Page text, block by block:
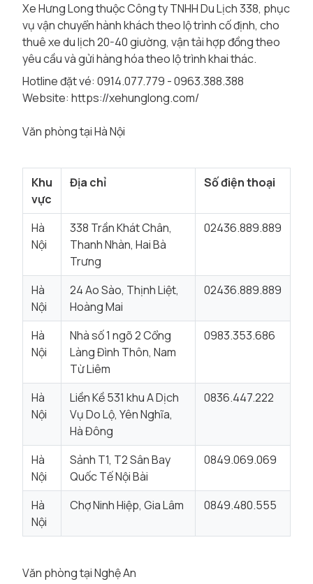
Xe Hưng Long thuộc Công ty TNHH Du Lịch 338, phục
vụ vận chuyển hành khách theo lộ trình cố định, cho
thuê xe du lịch 20-40 giường, vận tải hợp đồng theo
yêu cầu và gửi hàng hóa theo lộ trình khai thác.
Hotline đặt vé: 0914.077.779 - 0963.388.388
Website: https://xehunglong.com/
Văn phòng tại Hà Nội
Khu
vực
Địa chỉ Số điện thoại
Hà
Nội
338 Trần Khát Chân,
Thanh Nhàn, Hai Bà
Trưng
02436.889.889
Hà
Nội
24 Ao Sào, Thịnh Liệt,
Hoàng Mai
02436.889.889
Hà
Nội
Nhà số 1 ngõ 2 Cổng
Làng Đình Thôn, Nam
Từ Liêm
0983.353.686
Hà
Nội
Liền Kề 531 khu A Dịch
Vụ Do Lộ, Yên Nghĩa,
Hà Đông
0836.447.222
Hà
Nội
Sảnh T1, T2 Sân Bay
Quốc Tế Nội Bài
0849.069.069
Hà
Nội
Chợ Ninh Hiệp, Gia Lâm 0849.480.555
Văn phòng tại Nghệ An